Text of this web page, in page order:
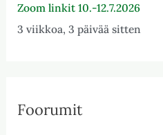
Zoom linkit 10.-12.7.2026
3 viikkoa, 3 päivää sitten
Foorumit